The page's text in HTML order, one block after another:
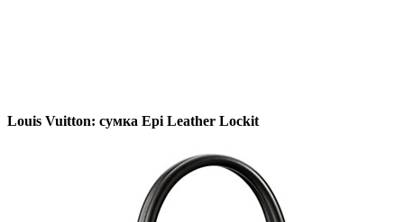
Louis Vuitton: сумка Epi Leather Lockit